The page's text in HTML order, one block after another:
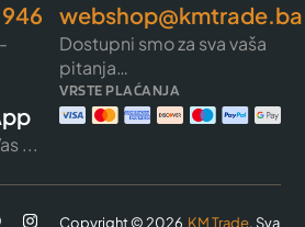
webshop@kmtrade.ba
Dostupni smo za sva vaša
pitanja…
...
VRSTE PLAĆANJA
Copyright © 2026 KM Trade. Sva